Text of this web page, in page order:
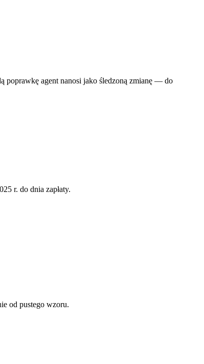
poprawkę agent nanosi jako śledzoną zmianę — do
r. do dnia zapłaty.
od pustego wzoru.